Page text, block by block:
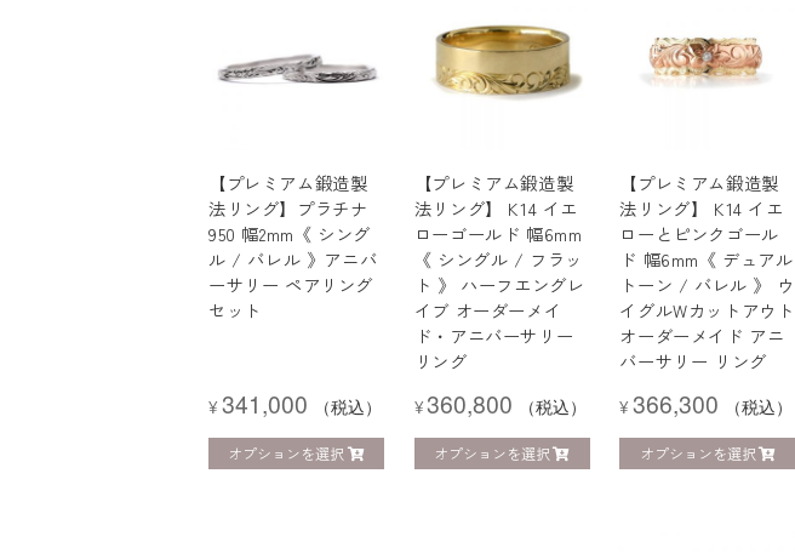
【プレミアム鍛造製
法リング】プラチナ
950 幅2mm《 シング
ル / バレル 》アニバ
ーサリー ペアリング
セット
¥ 341,000 （税込）
オプションを選択
【プレミアム鍛造製
法リング】 K14 イエ
ローゴールド 幅6mm
《 シングル / フラッ
ト 》 ハーフエングレ
イブ オーダーメイ
ド・アニバーサリー
リング
¥360,800 （税込）
オプションを選択
【プレミアム鍛造製
法リング】 K14 イエ
ローとピンクゴール
ド 幅6mm《 デュアル
トーン / バレル 》 ウ
イグルWカットアウト
オーダーメイド アニ
バーサリー リング
¥ 366,300 （税込）
オプションを選択